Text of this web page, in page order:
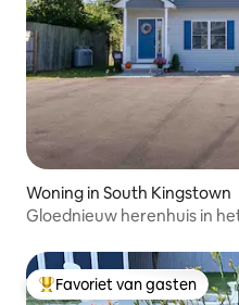
Woning in South Kingstown
Gloednieuw herenhuis in
Topfavoriet van gasten
Favoriet van gasten